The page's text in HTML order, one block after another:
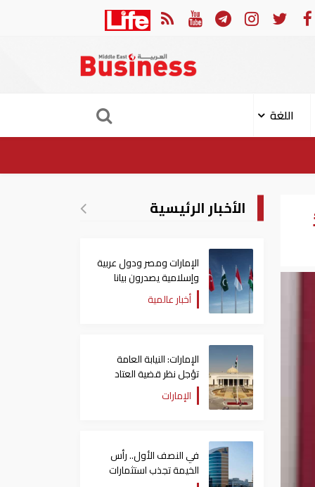
في النصف الأول.. رأس الخيمة تجذب استثمارات تتجاوز 771 مليون درهم
اللغة
الأخبار الرئيسية
الإمارات ومصر ودول عربية
وإسلامية يصدرون بيانا
مشتركا بشأن الانتهاكات
الإسرائيلية في غزة
أخبار عالمية
الإمارات: النيابة العامة
تؤجل نظر قضية العتاد
العسكري للسودان
الإمارات
في النصف الأول.. رأس
الخيمة تجذب استثمارات